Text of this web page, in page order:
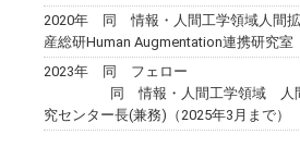
2020年 同 情報・人間工学領域人間拡
産総研Human Augmentation連携研究
2023年 同 フェロー
同 情報・人間工学領域 人
究センター長(兼務)（2025年3月まで）